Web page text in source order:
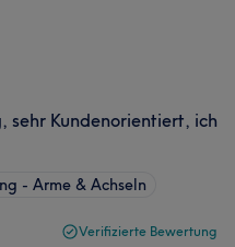
sehr Kundenorientiert, ich
- Arme & Achseln
Verifizierte Bewertung